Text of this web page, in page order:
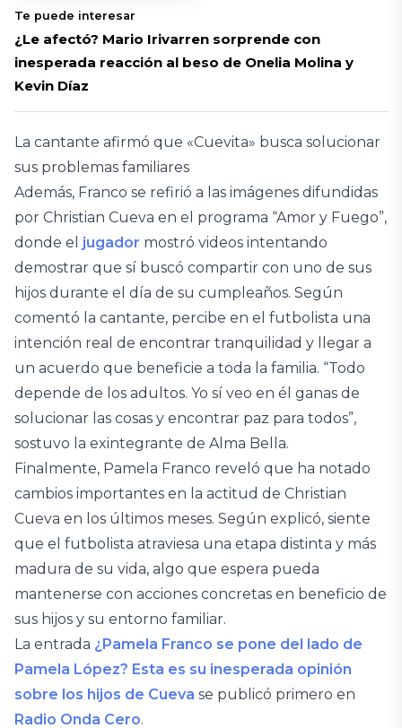
Te puede interesar
¿Le afectó? Mario Irivarren sorprende con
inesperada reacción al beso de Onelia Molina y
Kevin Díaz
La cantante afirmó que «Cuevita» busca solucionar
sus problemas familiares
Además, Franco se refirió a las imágenes difundidas
por Christian Cueva en el programa “Amor y Fuego”,
donde el jugador mostró videos intentando
demostrar que sí buscó compartir con uno de sus
hijos durante el día de su cumpleaños. Según
comentó la cantante, percibe en el futbolista una
intención real de encontrar tranquilidad y llegar a
un acuerdo que beneficie a toda la familia. “Todo
depende de los adultos. Yo sí veo en él ganas de
solucionar las cosas y encontrar paz para todos”,
sostuvo la exintegrante de Alma Bella.
Finalmente, Pamela Franco reveló que ha notado
cambios importantes en la actitud de Christian
Cueva en los últimos meses. Según explicó, siente
que el futbolista atraviesa una etapa distinta y más
madura de su vida, algo que espera pueda
mantenerse con acciones concretas en beneficio de
sus hijos y su entorno familiar.
La entrada ¿Pamela Franco se pone del lado de
Pamela López? Esta es su inesperada opinión
sobre los hijos de Cueva se publicó primero en
Radio Onda Cero.